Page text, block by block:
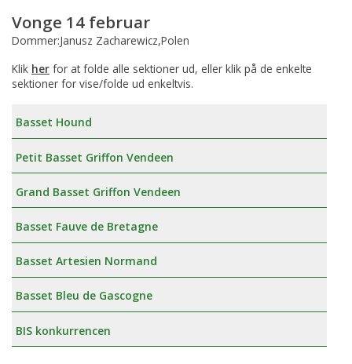
Vonge 14 februar
Dommer:Janusz Zacharewicz,Polen
Klik her for at folde alle sektioner ud, eller klik på de enkelte
sektioner for vise/folde ud enkeltvis.
Basset Hound
Petit Basset Griffon Vendeen
Grand Basset Griffon Vendeen
Basset Fauve de Bretagne
Basset Artesien Normand
Basset Bleu de Gascogne
BIS konkurrencen